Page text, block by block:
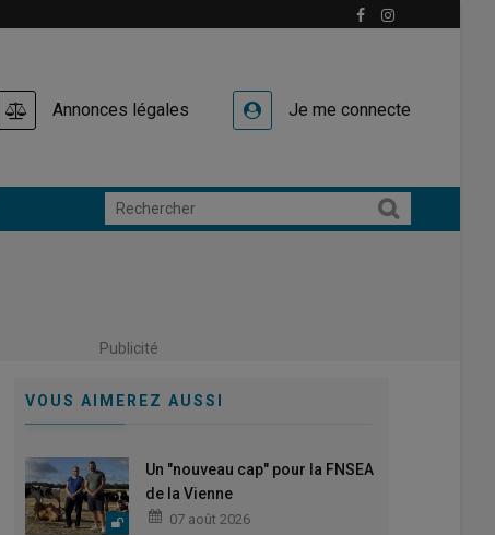
Annonces légales Je me connecte
Publicité
VOUS AIMEREZ AUSSI
Un "nouveau cap" pour la FNSEA
de la Vienne
07 août 2026